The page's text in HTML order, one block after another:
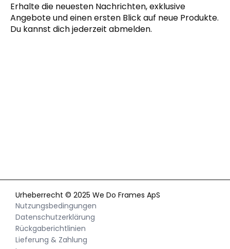
Erhalte die neuesten Nachrichten, exklusive
Angebote und einen ersten Blick auf neue Produkte.
Du kannst dich jederzeit abmelden.
Urheberrecht © 2025 We Do Frames ApS
Nutzungsbedingungen
Datenschutzerklärung
Rückgaberichtlinien
Lieferung & Zahlung